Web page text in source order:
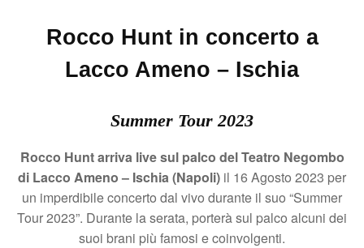
Rocco Hunt in concerto a
Lacco Ameno – Ischia
Summer Tour 2023
Rocco Hunt arriva live sul palco del Teatro Negombo
di Lacco Ameno – Ischia (Napoli) il 16 Agosto 2023 per
un imperdibile concerto dal vivo durante il suo “Summer
Tour 2023”. Durante la serata, porterà sul palco alcuni dei
suoi brani più famosi e coinvolgenti.